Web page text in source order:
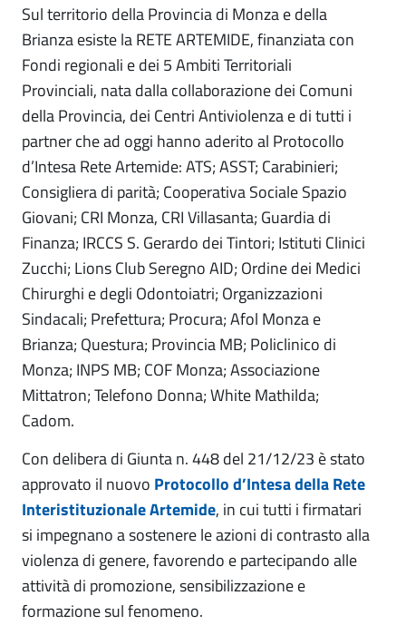
Sul territorio della Provincia di Monza e della
Brianza esiste la RETE ARTEMIDE, finanziata con
Fondi regionali e dei 5 Ambiti Territoriali
Provinciali, nata dalla collaborazione dei Comuni
della Provincia, dei Centri Antiviolenza e di tutti i
partner che ad oggi hanno aderito al Protocollo
d’Intesa Rete Artemide: ATS; ASST; Carabinieri;
Consigliera di parità; Cooperativa Sociale Spazio
Giovani; CRI Monza, CRI Villasanta; Guardia di
Finanza; IRCCS S. Gerardo dei Tintori; Istituti Clinici
Zucchi; Lions Club Seregno AID; Ordine dei Medici
Chirurghi e degli Odontoiatri; Organizzazioni
Sindacali; Prefettura; Procura; Afol Monza e
Brianza; Questura; Provincia MB; Policlinico di
Monza; INPS MB; COF Monza; Associazione
Mittatron; Telefono Donna; White Mathilda;
Cadom.
Con delibera di Giunta n. 448 del 21/12/23 è stato
approvato il nuovo Protocollo d’Intesa della Rete
Interistituzionale Artemide, in cui tutti i firmatari
si impegnano a sostenere le azioni di contrasto alla
violenza di genere, favorendo e partecipando alle
attività di promozione, sensibilizzazione e
formazione sul fenomeno.